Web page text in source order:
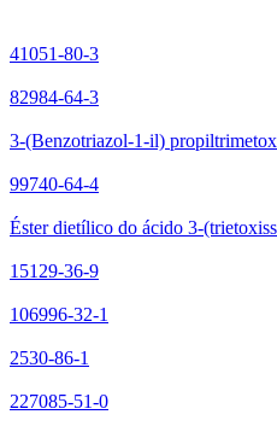
41051-80-3
82984-64-3
3-(Benzotriazol-1-il)
99740-64-4
Éster dietílico do ácido 3-
15129-36-9
106996-32-1
2530-86-1
227085-51-0